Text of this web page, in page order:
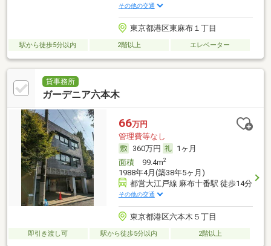
その他の交通
東京都港区東麻布１丁目
駅から徒歩5分以内 2階以上 エレベーター
貸事務所
ガーデニア六本木
66万円
管理費等なし
360万円
1ヶ月
面積99.4m2
1988年4月(築38年5ヶ月)
都営大江戸線 麻布十番駅 徒歩14分
その他の交通
東京都港区六本木５丁目
即引き渡し可 駅から徒歩5分以内 2階以上